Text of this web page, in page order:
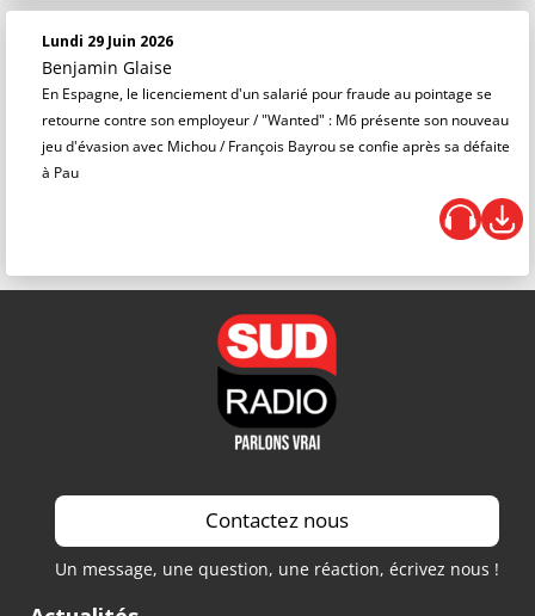
Lundi 29 Juin 2026
Benjamin Glaise
En Espagne, le licenciement d'un salarié pour fraude au pointage se
retourne contre son employeur / "Wanted" : M6 présente son nouveau
jeu d'évasion avec Michou / François Bayrou se confie après sa défaite
à Pau
Contactez nous
Un message, une question, une réaction, écrivez nous !